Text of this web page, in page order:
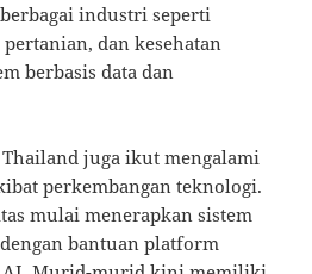
industri seperti
dan kesehatan
berbasis data dan
juga ikut mengalami
perkembangan teknologi.
mulai menerapkan sistem
bantuan platform